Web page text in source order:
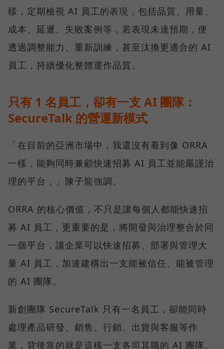
樣，定期檢視 AI 員工的表現，包括品質、用量、
成本、延遲、失敗案例等，若表現未達預期，便
透過調整能力、重新訓練，甚至汰換更適合的 AI
員工，持續優化整體運作品質。
只有 1 名員工，卻有一支 AI 團隊：
SecureTalk 的營運新模式
「在目前的亞洲市場中，我還沒有看到像 ORRA
一樣，能夠同時兼顧快速招募 AI 員工並能嚴謹治
理的平台，」陳子龍強調。
ORRA 的核心價值，不只是讓每個人都能快速招
募 AI 員工，更重要的是，將開發與治理整合於同
一個平台，讓企業可以快速招募、部署與管理大
量 AI 員工，加速建構出一支能被信任、能被管理
的 AI 團隊。
新創團隊 SecureTalk 只有一名員工，卻能同時
處理產品研發、銷售、行銷、出貨與客服等作
業，背後靠的就是這樣一支各司其職的 AI 團隊。